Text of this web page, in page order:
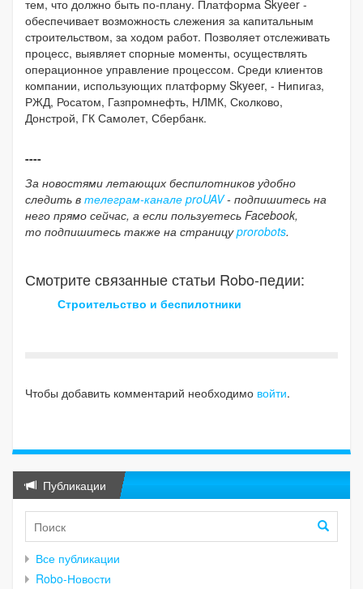
тем, что должно быть по-плану. Платформа Skyeer -
обеспечивает возможность слежения за капитальным
строительством, за ходом работ. Позволяет отслеживать
процесс, выявляет спорные моменты, осуществлять
операционное управление процессом. Среди клиентов
компании, использующих платформу Skyeer, - Нипигаз,
РЖД, Росатом, Газпромнефть, НЛМК, Сколково,
Донстрой, ГК Самолет, Сбербанк.
----
За новостями летающих беспилотников удобно
следить в телеграм-канале proUAV- подпишитесь на
него прямо сейчас, а если пользуетесь Facebook,
то подпишитесь также на страницуprorobots.
Смотрите связанные статьи Robo-педии:
Строительство и беспилотники
Чтобы добавить комментарий необходимо войти.
Публикации
Все публикации
Robo-Новости